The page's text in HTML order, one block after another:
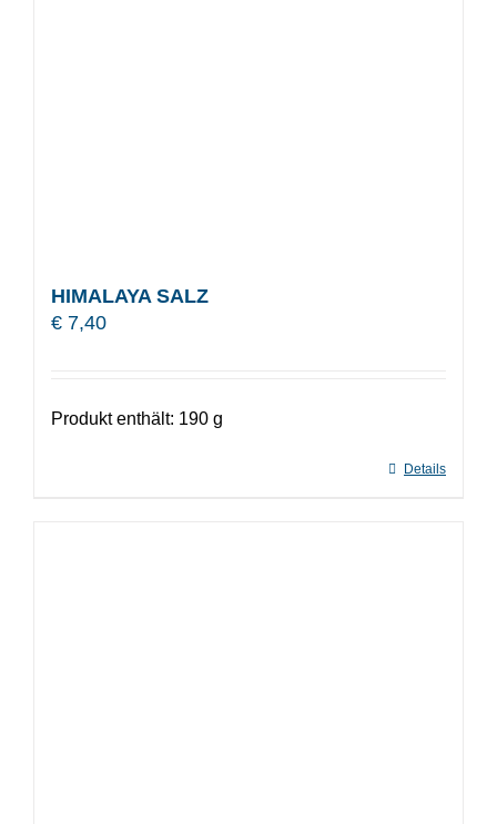
HIMALAYA SALZ
€ 7,40
Produkt enthält: 190 g
Details